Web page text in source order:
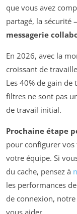
que vous avez
partagé, la sécurité
messagerie
En 2026, avec la
croissant de
Les 40% de gain
filtres ne sont pas
de travail initial.
Prochaine étape
pour configurer
votre équipe. Si
du cache, pensez à
les performances
de connexion,